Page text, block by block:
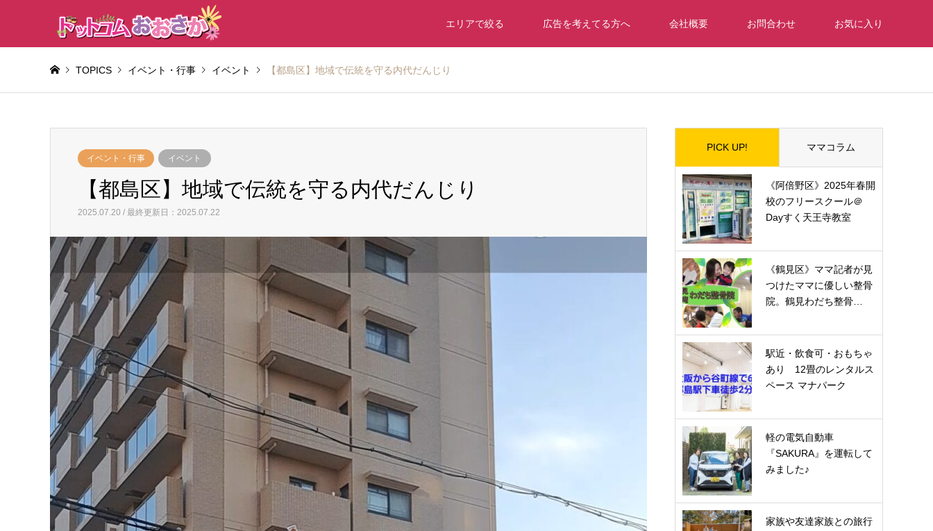
エリアで絞る 広告を考えてる方へ 会社概要 お問合わせ お気に入り
TOPICS イベント・行事 イベント 【都島区】地域で伝統を守る内代だんじり
イベント・行事 イベント
【都島区】地域で伝統を守る内代だんじり
2025.07.20 / 最終更新日：2025.07.22
PICK UP! ママコラム
《阿倍野区》2025年春開
校のフリースクール＠
Dayすく天王寺教室
《鶴見区》ママ記者が見
つけたママに優しい整骨
院。鶴見わだち整骨…
駅近・飲食可・おもちゃ
あり 12畳のレンタルス
ペース マナパーク
軽の電気自動車
『SAKURA』を運転して
みました♪
家族や友達家族との旅行